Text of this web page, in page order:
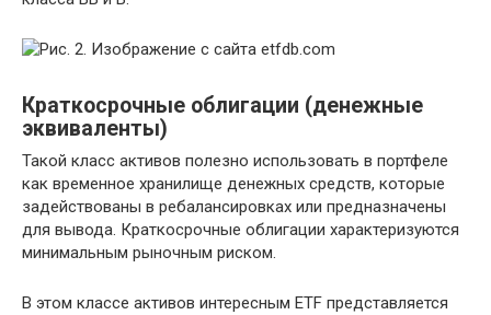
Краткосрочные облигации (денежные
эквиваленты)
Такой класс активов полезно использовать в портфеле
как временное хранилище денежных средств, которые
задействованы в ребалансировках или предназначены
для вывода. Краткосрочные облигации характеризуются
минимальным рыночным риском.
В этом классе активов интересным ETF представляется